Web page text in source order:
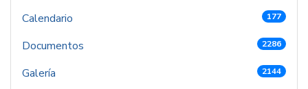
Calendario
177
Documentos 2286
Galería 2144